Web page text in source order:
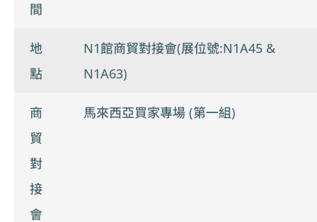
間
地
點
N1館商貿對接會(展位號:N1A45 &
N1A63)
商
貿
對
接
會
馬來西亞買家專場 (第一組)